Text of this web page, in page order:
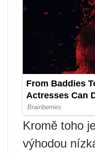
Kromě toho
výhodou